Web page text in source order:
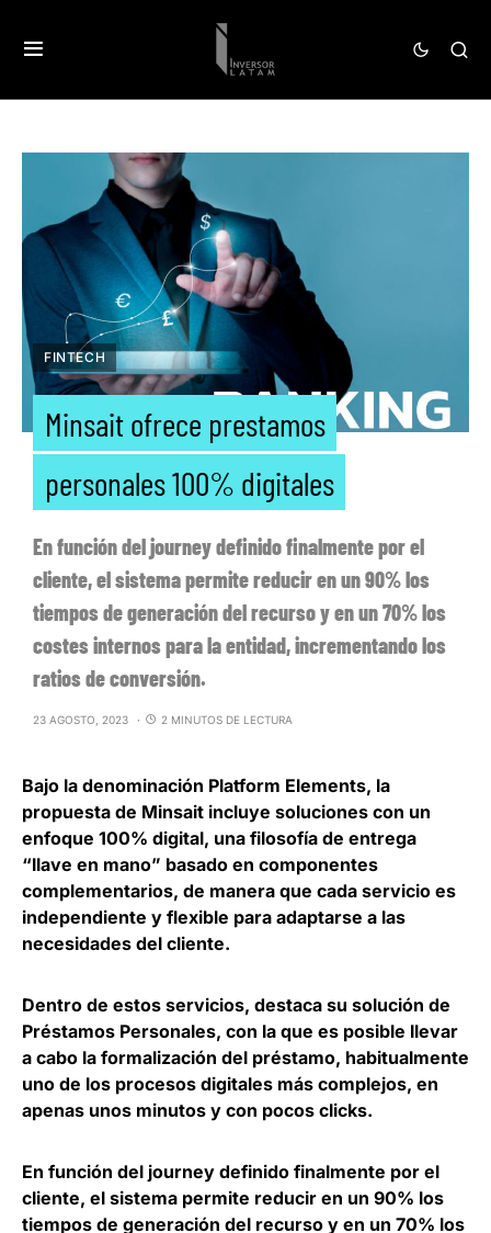
FINTECH
Minsait ofrece prestamos
personales 100% digitales
En función del journey definido finalmente por el
cliente, el sistema permite reducir en un 90% los
tiempos de generación del recurso y en un 70% los
costes internos para la entidad, incrementando los
ratios de conversión.
23 AGOSTO, 2023 2 MINUTOS DE LECTURA
Bajo la denominación Platform Elements, la
propuesta de Minsait incluye soluciones con un
enfoque 100% digital, una filosofía de entrega
“llave en mano” basado en componentes
complementarios, de manera que cada servicio es
independiente y flexible para adaptarse a las
necesidades del cliente.
Dentro de estos servicios, destaca su solución de
Préstamos Personales, con la que es posible llevar
a cabo la formalización del préstamo, habitualmente
uno de los procesos digitales más complejos, en
apenas unos minutos y con pocos clicks.
En función del journey definido finalmente por el
cliente, el sistema permite reducir en un 90% los
tiempos de generación del recurso y en un 70% los